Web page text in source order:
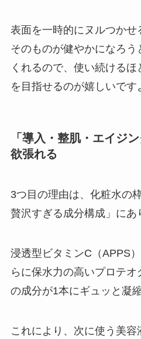
表面を一時的にヌルつか
そのものが健やかになろう
くれるので、使い続けるほ
を目指せるのが嬉しいです
「導入・整肌・エイジ
欲張れる
3つ目の理由は、化粧水の
贅沢すぎる成分構成」にあ
浸透型ビタミンC（APPS
らに保水力の高いプロテ
の成分が1本にギュッと凝
これにより、次に使う美